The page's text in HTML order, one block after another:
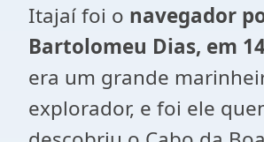
Itajaí foi o navegador
Bartolomeu Dias, em
era um grande
explorador, e foi ele